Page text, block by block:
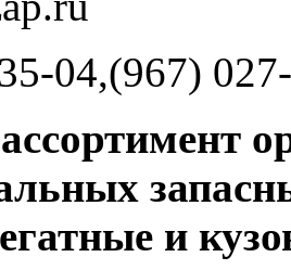
04,(967)
и